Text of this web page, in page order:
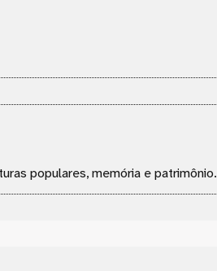
populares, memória e patrimônio.